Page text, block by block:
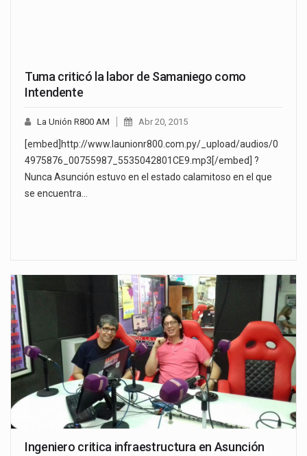
Tuma criticó la labor de Samaniego como
Intendente
La Unión R800 AM Abr 20, 2015
[embed]http://www.launionr800.com.py/_upload/audios/0
4975876_00755987_5535042801CE9.mp3[/embed] ?
Nunca Asunción estuvo en el estado calamitoso en el que
se encuentra…
Ingeniero critica infraestructura en Asunción